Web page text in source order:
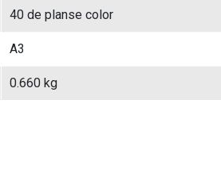
40 de planse color
A3
0.660 kg